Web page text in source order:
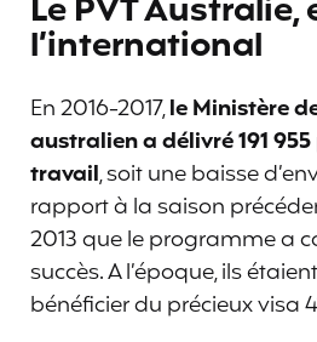
Le PVT
l’international
En 2016-2017,le Ministère
australien a délivré 191
travail, soit une baisse
rapport à la saison
2013 que le programme a
succès. A l’époque, ils
bénéficier du précieux visa